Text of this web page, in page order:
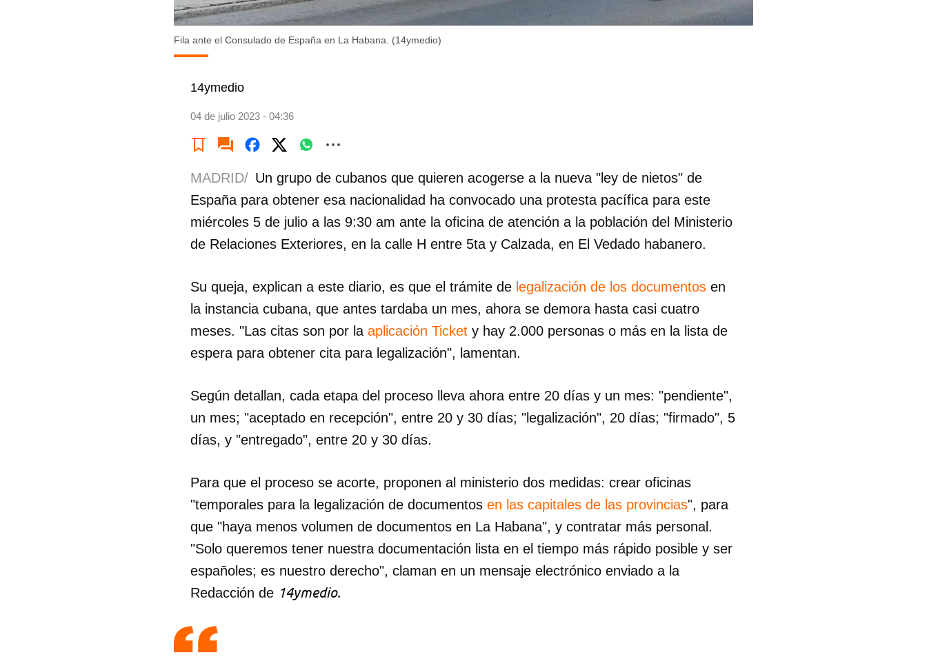
Fila ante el Consulado de España en La Habana. (14ymedio)
14ymedio
04 de julio 2023 - 04:36
MADRID/ Un grupo de cubanos que quieren acogerse a la nueva "ley de nietos" de
España para obtener esa nacionalidad ha convocado una protesta pacífica para este
miércoles 5 de julio a las 9:30 am ante la oficina de atención a la población del Ministerio
de Relaciones Exteriores, en la calle H entre 5ta y Calzada, en El Vedado habanero.
Su queja, explican a este diario, es que el trámite de legalización de los documentos en
la instancia cubana, que antes tardaba un mes, ahora se demora hasta casi cuatro
meses. "Las citas son por la aplicación Ticket y hay 2.000 personas o más en la lista de
espera para obtener cita para legalización", lamentan.
Según detallan, cada etapa del proceso lleva ahora entre 20 días y un mes: "pendiente",
un mes; "aceptado en recepción", entre 20 y 30 días; "legalización", 20 días; "firmado", 5
días, y "entregado", entre 20 y 30 días.
Para que el proceso se acorte, proponen al ministerio dos medidas: crear oficinas
"temporales para la legalización de documentos en las capitales de las provincias", para
que "haya menos volumen de documentos en La Habana", y contratar más personal.
"Solo queremos tener nuestra documentación lista en el tiempo más rápido posible y ser
españoles; es nuestro derecho", claman en un mensaje electrónico enviado a la
Redacción de 14ymedio.